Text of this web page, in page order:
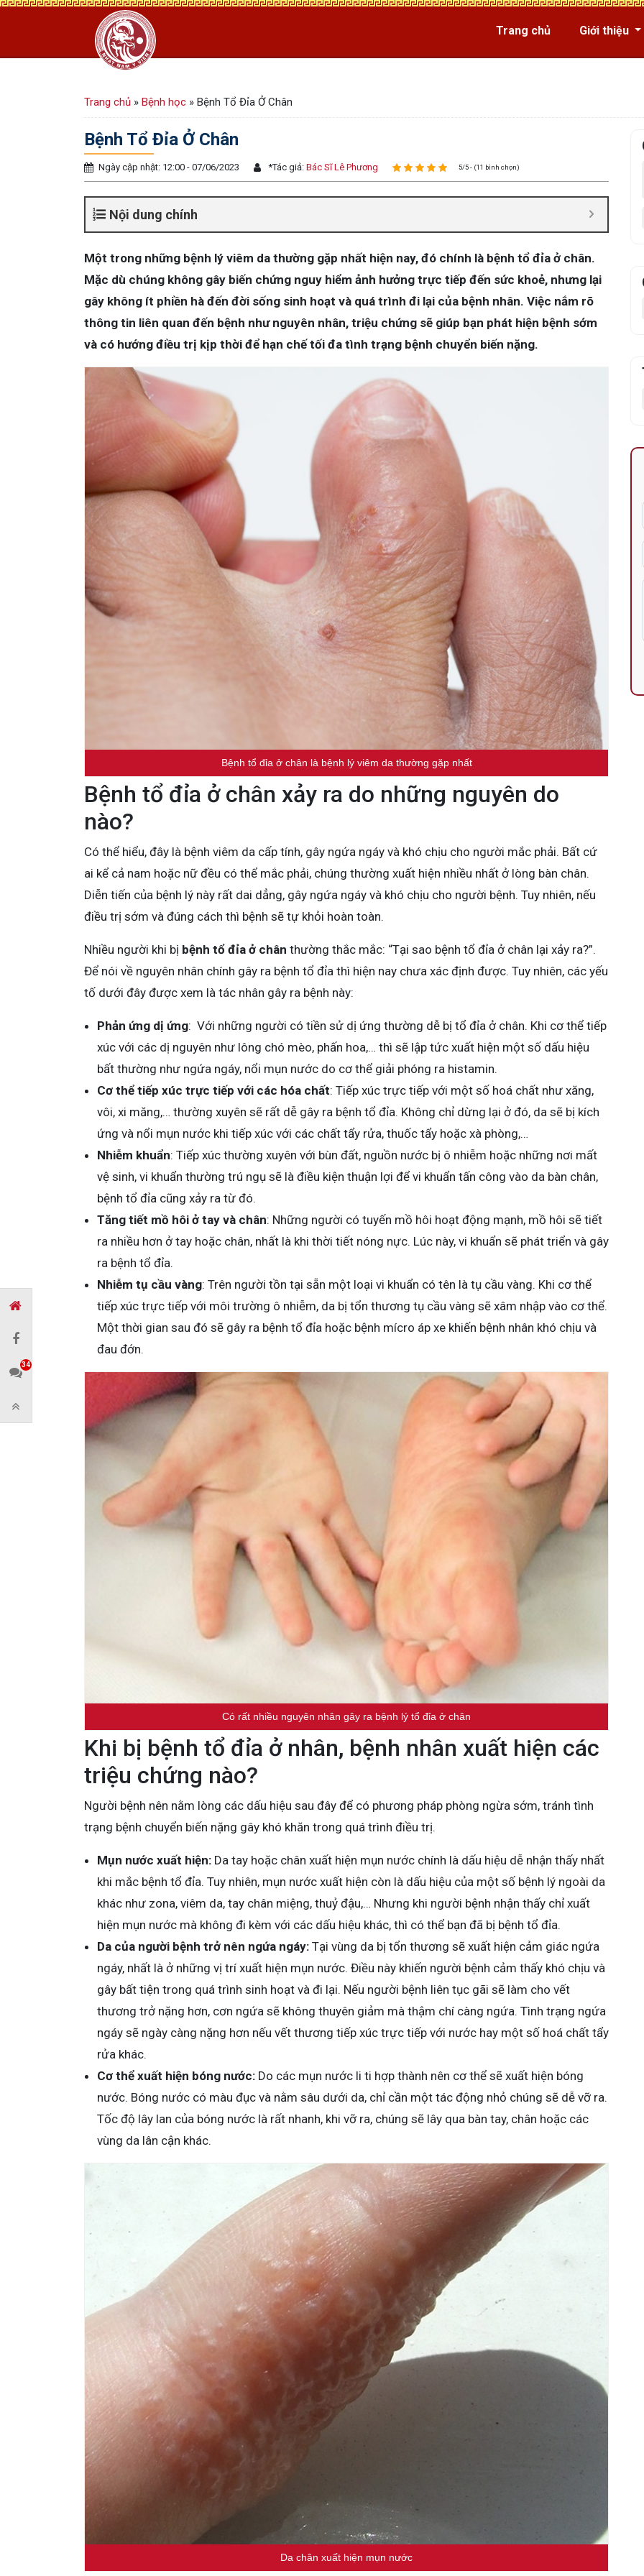
Trang chủ Giới thiệu
Trang chủ » Bệnh học » Bệnh Tổ Đỉa Ở Chân
Bệnh Tổ Đỉa Ở Chân
Ngày cập nhật: 12:00 - 07/06/2023 *Tác giả: Bác Sĩ Lê Phương 5/5 - (11 bình chọn)
Nội dung chính
Một trong những bệnh lý viêm da thường gặp nhất hiện nay, đó chính là bệnh tổ đỉa ở chân.
Mặc dù chúng không gây biến chứng nguy hiểm ảnh hưởng trực tiếp đến sức khoẻ, nhưng lại
gây không ít phiền hà đến đời sống sinh hoạt và quá trình đi lại của bệnh nhân. Việc nắm rõ
thông tin liên quan đến bệnh như nguyên nhân, triệu chứng sẽ giúp bạn phát hiện bệnh sớm
và có hướng điều trị kịp thời để hạn chế tối đa tình trạng bệnh chuyển biến nặng.
Bệnh tổ đỉa ở chân là bệnh lý viêm da thường gặp nhất
Bệnh tổ đỉa ở chân xảy ra do những nguyên do
nào?
Có thể hiểu, đây là bệnh viêm da cấp tính, gây ngứa ngáy và khó chịu cho người mắc phải. Bất cứ
ai kể cả nam hoặc nữ đều có thể mắc phải, chúng thường xuất hiện nhiều nhất ở lòng bàn chân.
Diễn tiến của bệnh lý này rất dai dẳng, gây ngứa ngáy và khó chịu cho người bệnh. Tuy nhiên, nếu
điều trị sớm và đúng cách thì bệnh sẽ tự khỏi hoàn toàn.
Nhiều người khi bị bệnh tổ đỉa ở chân thường thắc mắc: “Tại sao bệnh tổ đỉa ở chân lại xảy ra?”.
Để nói về nguyên nhân chính gây ra bệnh tổ đỉa thì hiện nay chưa xác định được. Tuy nhiên, các yếu
tố dưới đây được xem là tác nhân gây ra bệnh này:
Phản ứng dị ứng: Với những người có tiền sử dị ứng thường dễ bị tổ đỉa ở chân. Khi cơ thể tiếp
xúc với các dị nguyên như lông chó mèo, phấn hoa,… thì sẽ lập tức xuất hiện một số dấu hiệu
bất thường như ngứa ngáy, nổi mụn nước do cơ thể giải phóng ra histamin.
Cơ thể tiếp xúc trực tiếp với các hóa chất: Tiếp xúc trực tiếp với một số hoá chất như xăng,
vôi, xi măng,… thường xuyên sẽ rất dễ gây ra bệnh tổ đỉa. Không chỉ dừng lại ở đó, da sẽ bị kích
ứng và nổi mụn nước khi tiếp xúc với các chất tẩy rửa, thuốc tẩy hoặc xà phòng,…
Nhiễm khuẩn: Tiếp xúc thường xuyên với bùn đất, nguồn nước bị ô nhiễm hoặc những nơi mất
vệ sinh, vi khuẩn thường trú ngụ sẽ là điều kiện thuận lợi để vi khuẩn tấn công vào da bàn chân,
bệnh tổ đỉa cũng xảy ra từ đó.
Tăng tiết mồ hôi ở tay và chân: Những người có tuyến mồ hôi hoạt động mạnh, mồ hôi sẽ tiết
ra nhiều hơn ở tay hoặc chân, nhất là khi thời tiết nóng nực. Lúc này, vi khuẩn sẽ phát triển và gây
ra bệnh tổ đỉa.
Nhiễm tụ cầu vàng: Trên người tồn tại sẵn một loại vi khuẩn có tên là tụ cầu vàng. Khi cơ thể
tiếp xúc trực tiếp với môi trường ô nhiễm, da bị tổn thương tụ cầu vàng sẽ xâm nhập vào cơ thể.
Một thời gian sau đó sẽ gây ra bệnh tổ đỉa hoặc bệnh mícro áp xe khiến bệnh nhân khó chịu và
đau đớn.
Có rất nhiều nguyên nhân gây ra bệnh lý tổ đỉa ở chân
Khi bị bệnh tổ đỉa ở nhân, bệnh nhân xuất hiện các
triệu chứng nào?
Người bệnh nên nằm lòng các dấu hiệu sau đây để có phương pháp phòng ngừa sớm, tránh tình
trạng bệnh chuyển biến nặng gây khó khăn trong quá trình điều trị.
Mụn nước xuất hiện: Da tay hoặc chân xuất hiện mụn nước chính là dấu hiệu dễ nhận thấy nhất
khi mắc bệnh tổ đỉa. Tuy nhiên, mụn nước xuất hiện còn là dấu hiệu của một số bệnh lý ngoài da
khác như zona, viêm da, tay chân miệng, thuỷ đậu,… Nhưng khi người bệnh nhận thấy chỉ xuất
hiện mụn nước mà không đi kèm với các dấu hiệu khác, thì có thể bạn đã bị bệnh tổ đỉa.
Da của người bệnh trở nên ngứa ngáy: Tại vùng da bị tổn thương sẽ xuất hiện cảm giác ngứa
ngáy, nhất là ở những vị trí xuất hiện mụn nước. Điều này khiến người bệnh cảm thấy khó chịu và
gây bất tiện trong quá trình sinh hoạt và đi lại. Nếu người bệnh liên tục gãi sẽ làm cho vết
thương trở nặng hơn, cơn ngứa sẽ không thuyên giảm mà thậm chí càng ngứa. Tình trạng ngứa
ngáy sẽ ngày càng nặng hơn nếu vết thương tiếp xúc trực tiếp với nước hay một số hoá chất tẩy
rửa khác.
Cơ thể xuất hiện bóng nước: Do các mụn nước li ti hợp thành nên cơ thể sẽ xuất hiện bóng
nước. Bóng nước có màu đục và nằm sâu dưới da, chỉ cần một tác động nhỏ chúng sẽ dễ vỡ ra.
Tốc độ lây lan của bóng nước là rất nhanh, khi vỡ ra, chúng sẽ lây qua bàn tay, chân hoặc các
vùng da lân cận khác.
Da chân xuất hiện mụn nước
34